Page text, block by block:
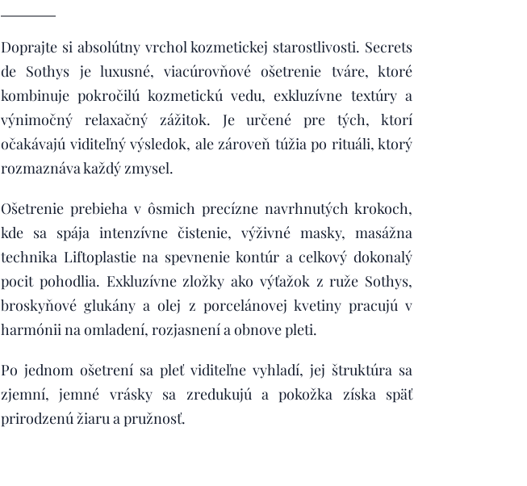
Doprajte si absolútny vrchol kozmetickej starostlivosti. Secrets
de Sothys je luxusné, viacúrovňové ošetrenie tváre, ktoré
kombinuje pokročilú kozmetickú vedu, exkluzívne textúry a
výnimočný relaxačný zážitok. Je určené pre tých, ktorí
očakávajú viditeľný výsledok, ale zároveň túžia po rituáli, ktorý
rozmaznáva každý zmysel.
Ošetrenie prebieha v ôsmich precízne navrhnutých krokoch,
kde sa spája intenzívne čistenie, výživné masky, masážna
technika Liftoplastie na spevnenie kontúr a celkový dokonalý
pocit pohodlia. Exkluzívne zložky ako výťažok z ruže Sothys,
broskyňové glukány a olej z porcelánovej kvetiny pracujú v
harmónii na omladení, rozjasnení a obnove pleti.
Po jednom ošetrení sa pleť viditeľne vyhladí, jej štruktúra sa
zjemní, jemné vrásky sa zredukujú a pokožka získa späť
prirodzenú žiaru a pružnosť.